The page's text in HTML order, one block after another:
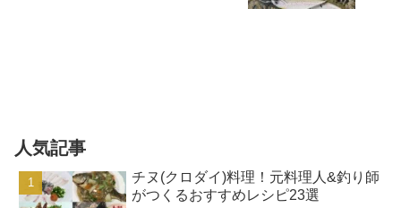
人気記事
チヌ(クロダイ)料理！元料理人&釣り師
がつくるおすすめレシピ23選